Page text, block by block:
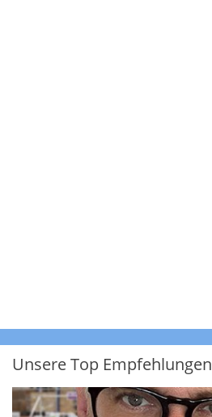
Unsere Top Empfehlungen